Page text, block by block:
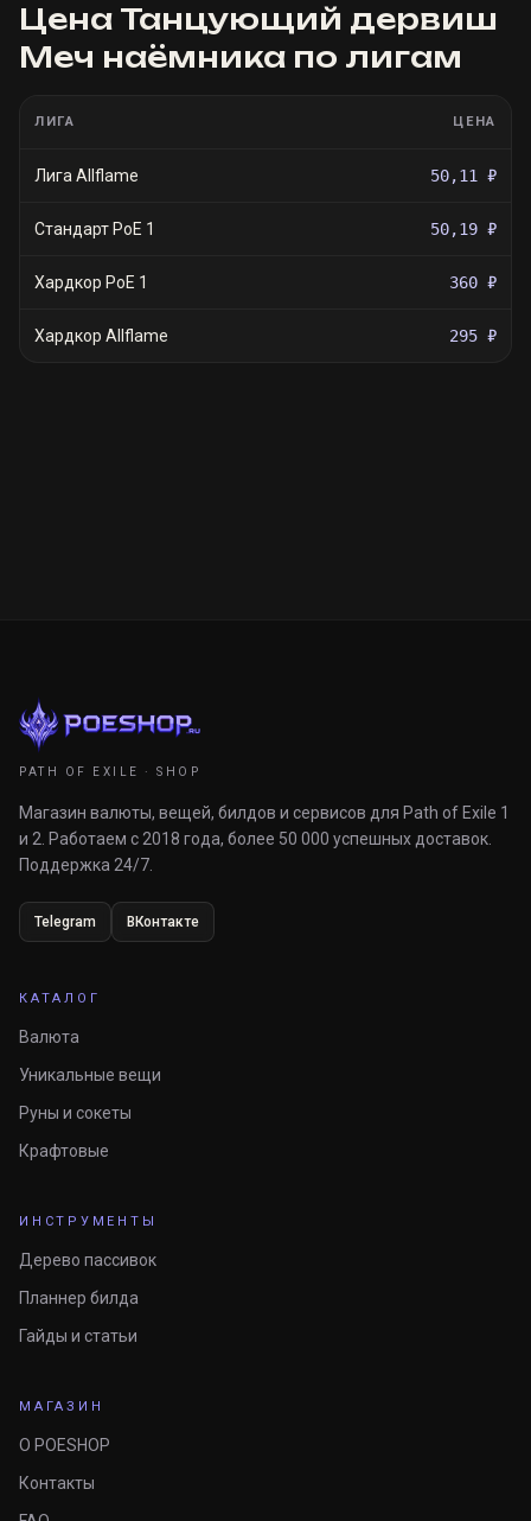
Цена Танцующий дервиш
Меч наёмника по лигам
ЛИГА ЦЕНА
Лига Allflame 50,11 ₽
Стандарт PoE 1 50,19 ₽
Хардкор PoE 1 360 ₽
Хардкор Allflame 295 ₽
PATH OF EXILE · SHOP
Магазин валюты, вещей, билдов и сервисов для Path of Exile 1
и 2. Работаем с 2018 года, более 50 000 успешных доставок.
Поддержка 24/7.
Telegram ВКонтакте
КАТАЛОГ
Валюта
Уникальные вещи
Руны и сокеты
Крафтовые
ИНСТРУМЕНТЫ
Дерево пассивок
Планнер билда
Гайды и статьи
МАГАЗИН
О POESHOP
Контакты